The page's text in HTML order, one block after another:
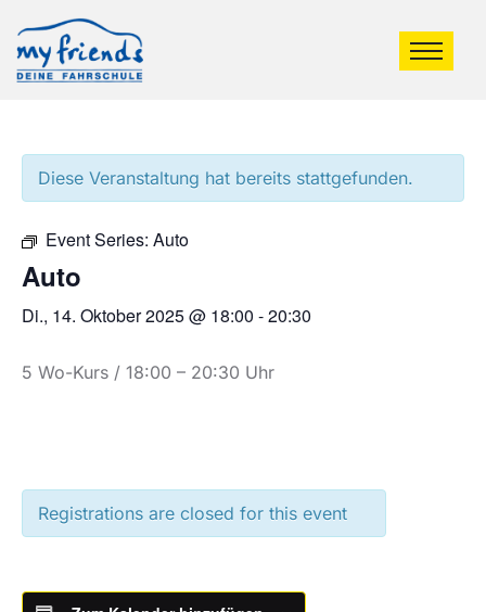
Diese Veranstaltung hat bereits stattgefunden.
Event Series: Auto
Auto
Di., 14. Oktober 2025 @ 18:00 -20:30
5 Wo-Kurs / 18:00 – 20:30 Uhr
Registrations are closed for this event